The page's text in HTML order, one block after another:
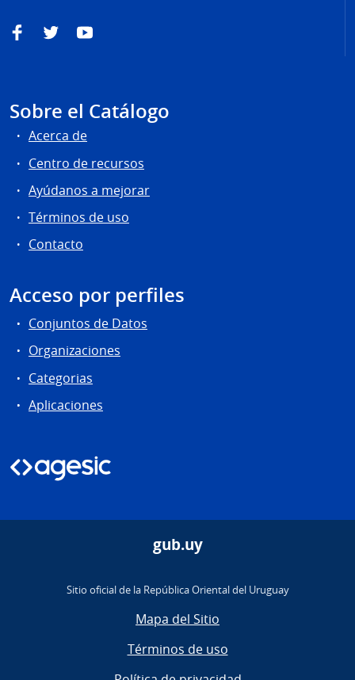
FacebookTwitterYouTube
Sobre el Catálogo
Acerca de
Centro de recursos
Ayúdanos a mejorar
Términos de uso
Contacto
Acceso por perfiles
Conjuntos de Datos
Organizaciones
Categorias
Aplicaciones
gub.uy
Sitio oficial de la República Oriental del Uruguay
Mapa del Sitio
Términos de uso